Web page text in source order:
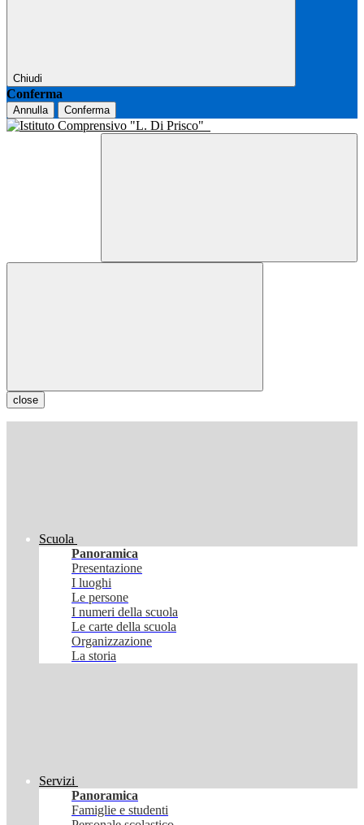
Chiudi
Conferma
Annulla Conferma
close
Scuola
Panoramica
Presentazione
I luoghi
Le persone
I numeri della scuola
Le carte della scuola
Organizzazione
La storia
Servizi
Panoramica
Famiglie e studenti